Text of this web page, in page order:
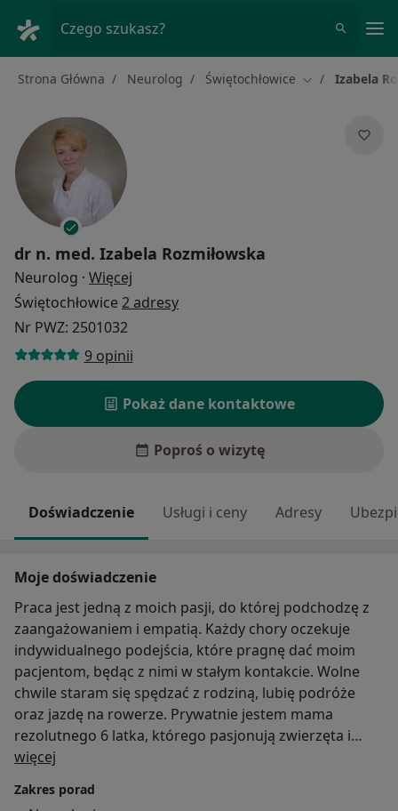
Czego szukasz?
Strona Główna Neurolog Świętochłowice Zmień miasto
Izabela
dr n. med. Izabela Rozmiłowska
Neurolog · Więcej
Świętochłowice 2 adresy
Nr PWZ: 2501032
9 opinii
Pokaż dane kontaktowe
Poproś o wizytę
Doświadczenie Usługi i ceny Adresy
Moje doświadczenie
Praca jest jedną z moich pasji, do której podchodzę z
zaangażowaniem i empatią. Każdy chory oczekuje
indywidualnego podejścia, które pragnę dać moim
pacjentom, będąc z nimi w stałym kontakcie. Wolne
chwile staram się spędzać z rodziną, lubię podróże
oraz jazdę na rowerze. Prywatnie jestem mama
rezolutnego 6 latka, którego pasjonują zwierzęta i
dinozaury.
więcej
Zakres porad